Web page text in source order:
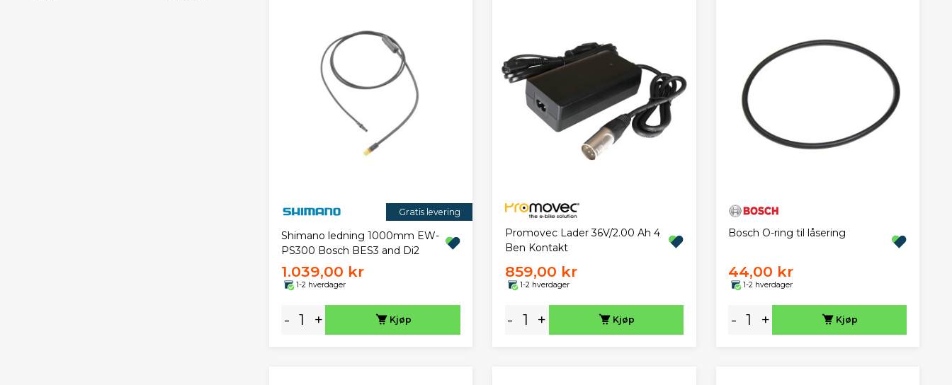
Gratis levering
Shimano ledning 1000mm EW-
PS300 Bosch BES3 and Di2
1.039,00 kr
1-2 hverdager
- + Kjøp
Promovec Lader 36V/2.00 Ah 4
Ben Kontakt
859,00 kr
1-2 hverdager
- + Kjøp
Bosch O-ring til låsering
44,00 kr
1-2 hverdager
- + Kjøp